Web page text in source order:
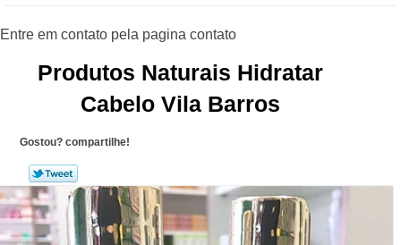
Produtos Naturais Hidratar
Cabelo Vila Barros
Gostou? compartilhe!